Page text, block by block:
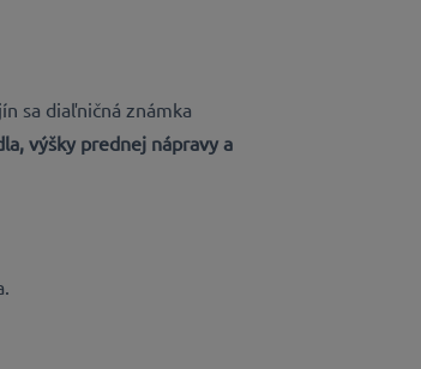
sa diaľničná známka
výšky prednej nápravy a